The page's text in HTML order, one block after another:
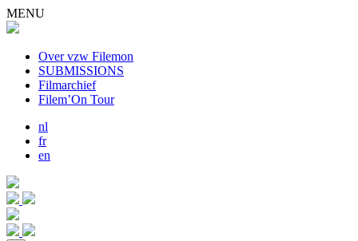
MENU
Over vzw Filemon
SUBMISSIONS
Filmarchief
Filem’On Tour
nl
fr
en